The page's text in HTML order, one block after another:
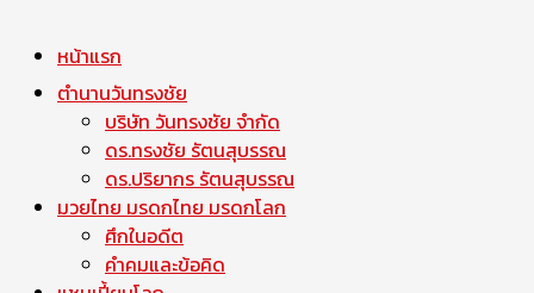
หน้าแรก
ตำนานวันทรงชัย
บริษัท วันทรงชัย จำกัด
ดร.ทรงชัย รัตนสุบรรณ
ดร.ปริยากร รัตนสุบรรณ
มวยไทย มรดกไทย มรดกโลก
ศึกในอดีต
คำคมและข้อคิด